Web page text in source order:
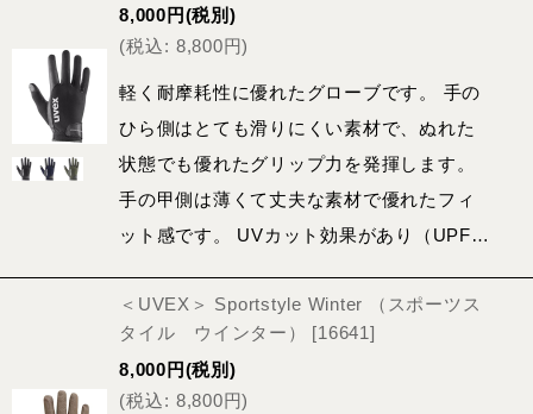
8,000 円(税別)
(税込: 8,800円)
軽く耐摩耗性に優れたグローブです。 手の
ひら側はとても滑りにくい素材で、ぬれた
状態でも優れたグリップ力を発揮します。
手の甲側は薄くて丈夫な素材で優れたフィ
ット感です。 UVカット効果があり（UPF…
＜UVEX＞ Sportstyle Winter （スポーツス
タイル ウインター）
[16641]
8,000 円(税別)
(税込: 8,800円)